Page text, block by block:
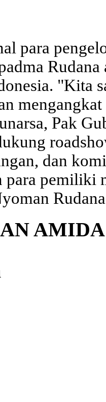
para
"Kita
Pak
dan
para pemiliki